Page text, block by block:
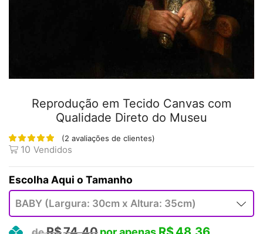
Reprodução em Tecido Canvas com
Qualidade Direto do Museu
(2 avaliações de clientes)
10 Vendidos
Tamanho